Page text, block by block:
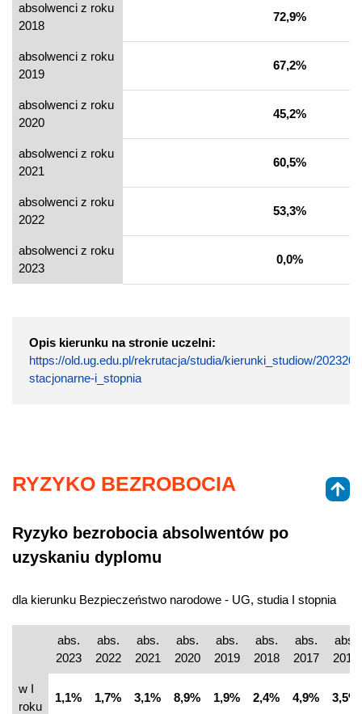
absolwenci z roku
2018
72,9%
absolwenci z roku
2019
67,2%
absolwenci z roku
2020
45,2%
absolwenci z roku
2021
60,5%
absolwenci z roku
2022
53,3%
absolwenci z roku
2023
0,0%
Opis kierunku na stronie uczelni:
https://old.ug.edu.pl/rekrutacja/studia/kierunki_studiow/
stacjonarne-i_stopnia
RYZYKO BEZROBOCIA
Ryzyko bezrobocia absolwentów po
uzyskaniu dyplomu
dla kierunku Bezpieczeństwo narodowe - UG, studia I stopnia
abs.
2023
abs.
2022
abs.
2021
abs.
2020
abs.
2019
abs.
2018
abs.
2017
abs.
2016
w I
roku
1,1% 1,7% 3,1% 8,9% 1,9% 2,4% 4,9% 3,5%